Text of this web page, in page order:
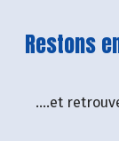
Restons
....et